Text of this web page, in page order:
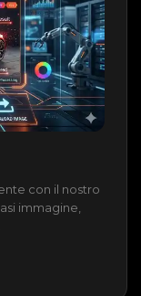
con il nostro
immagine,